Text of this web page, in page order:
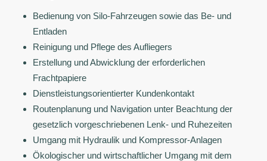
Bedienung von Silo-Fahrzeugen sowie das Be- und
Entladen
Reinigung und Pflege des Aufliegers
Erstellung und Abwicklung der erforderlichen
Frachtpapiere
Dienstleistungsorientierter Kundenkontakt
Routenplanung und Navigation unter Beachtung der
gesetzlich vorgeschriebenen Lenk- und Ruhezeiten
Umgang mit Hydraulik und Kompressor-Anlagen
Ökologischer und wirtschaftlicher Umgang mit dem